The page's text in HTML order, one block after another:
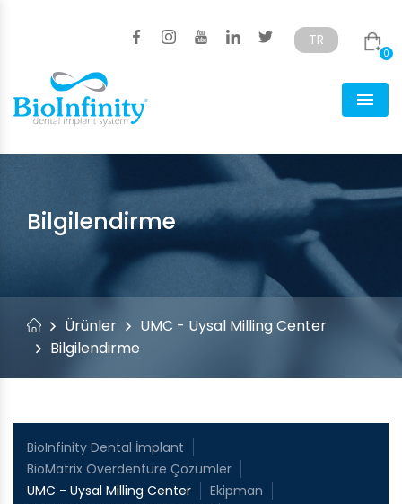
TR
0
Bilgilendirme
Ürünler
UMC - Uysal Milling Center
Bilgilendirme
BioInfinity Dental İmplant
BioMatrix Overdenture Çözümler
UMC - Uysal Milling Center
Ekipman